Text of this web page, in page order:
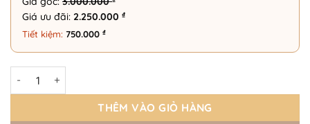
Giá ưu đãi: 2.250.000 ₫
Tiết kiệm: 750.000 ₫
Gọng Kính Đa Giác Thời Trang 175 Eyewear – 9007 số lượng
THÊM VÀO GIỎ HÀNG